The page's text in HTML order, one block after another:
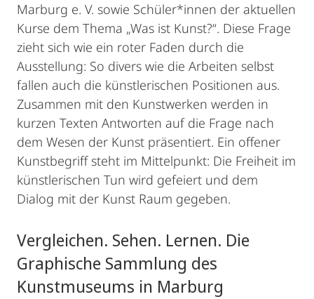
Marburg e. V. sowie Schüler*innen der aktuellen
Kurse dem Thema „Was ist Kunst?“. Diese Frage
zieht sich wie ein roter Faden durch die
Ausstellung: So divers wie die Arbeiten selbst
fallen auch die künstlerischen Positionen aus.
Zusammen mit den Kunstwerken werden in
kurzen Texten Antworten auf die Frage nach
dem Wesen der Kunst präsentiert. Ein offener
Kunstbegriff steht im Mittelpunkt: Die Freiheit im
künstlerischen Tun wird gefeiert und dem
Dialog mit der Kunst Raum gegeben.
Vergleichen. Sehen. Lernen. Die
Graphische Sammlung des
Kunstmuseums in Marburg